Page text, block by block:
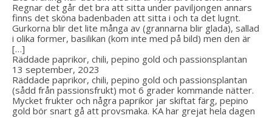
Regnar det går det bra att sitta under paviljongen annars
finns det sköna badenbaden att sitta i och ta det lugnt.
Gurkorna blir det lite många av (grannarna blir glada), sallad
i olika former, basilikan (kom inte med på bild) men den är
[…]
Räddade paprikor, chili, pepino gold och passionsplantan
13 september, 2023
Räddade paprikor, chili, pepino gold och passionsplantan
(sådd från passionsfrukt) mot 6 grader kommande nätter.
Mycket frukter och några paprikor jar skiftat färg, pepino
gold bör snart gå att provsmaka. KA har grejat hela dagen